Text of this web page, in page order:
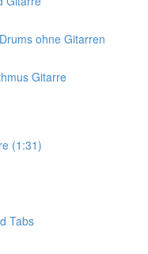
ohne Gitarren
Gitarre
(1:31)
Tabs